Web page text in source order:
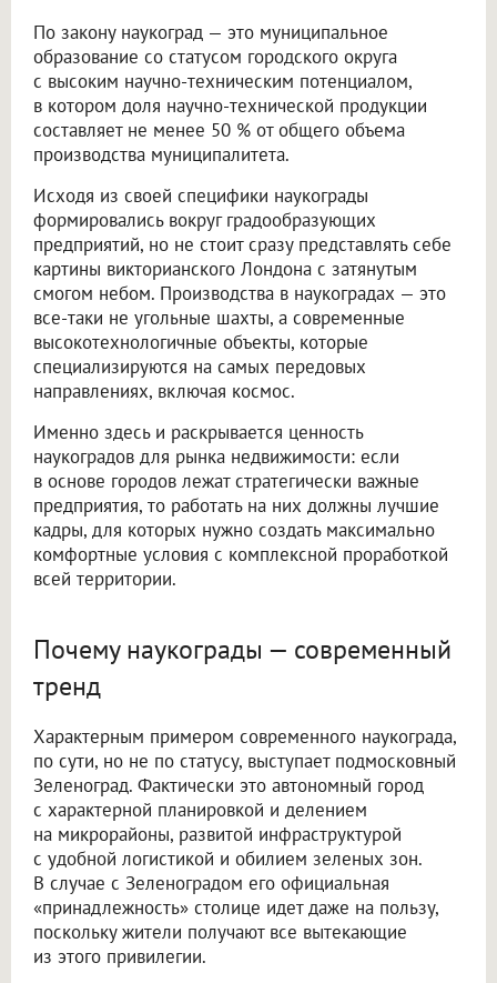
По закону наукоград — это муниципальное
образование со статусом городского округа
с высоким научно-техническим потенциалом,
в котором доля научно-технической продукции
составляет не менее 50 % от общего объема
производства муниципалитета.
Исходя из своей специфики наукограды
формировались вокруг градообразующих
предприятий, но не стоит сразу представлять себе
картины викторианского Лондона с затянутым
смогом небом. Производства в наукоградах — это
все-таки не угольные шахты, а современные
высокотехнологичные объекты, которые
специализируются на самых передовых
направлениях, включая космос.
Именно здесь и раскрывается ценность
наукоградов для рынка недвижимости: если
в основе городов лежат стратегически важные
предприятия, то работать на них должны лучшие
кадры, для которых нужно создать максимально
комфортные условия с комплексной проработкой
всей территории.
Почему наукограды — современный
тренд
Характерным примером современного наукограда,
по сути, но не по статусу, выступает подмосковный
Зеленоград. Фактически это автономный город
с характерной планировкой и делением
на микрорайоны, развитой инфраструктурой
с удобной логистикой и обилием зеленых зон.
В случае с Зеленоградом его официальная
«принадлежность» столице идет даже на пользу,
поскольку жители получают все вытекающие
из этого привилегии.